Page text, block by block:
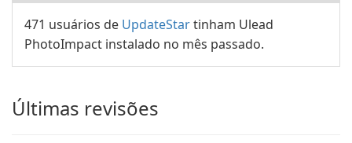
471 usuários de UpdateStartinham Ulead
PhotoImpact instalado no mês passado.
Últimas revisões